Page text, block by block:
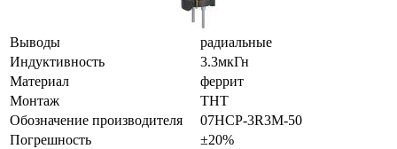
Выводы
радиальные
Индуктивность
3.3мкГн
Материал
феррит
Монтаж
THT
Обозначение производителя
07HCP-3R3M-50
Погрешность
±20%